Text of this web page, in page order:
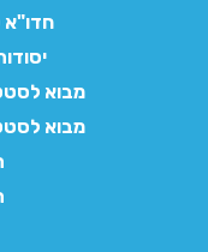
חדו"א
מבוא
מבוא